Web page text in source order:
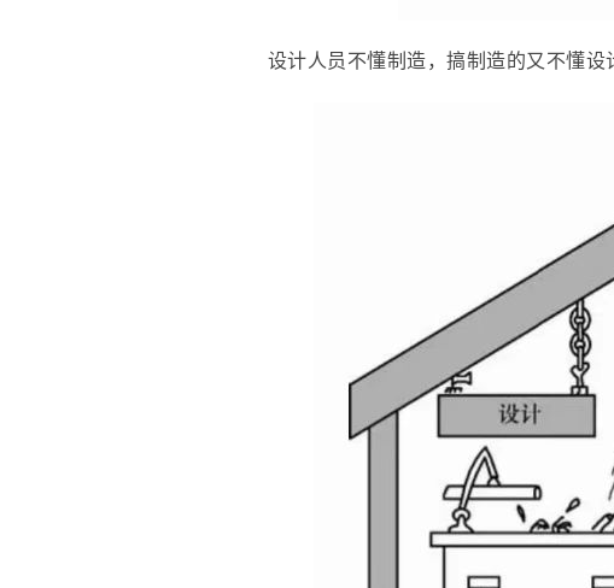
设计人员不懂制造，搞制造的又不懂